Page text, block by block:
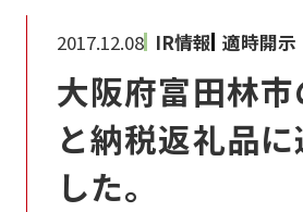
2017.12.08 IR情報 適時開示
大阪府富田林
と納税返礼品
した。